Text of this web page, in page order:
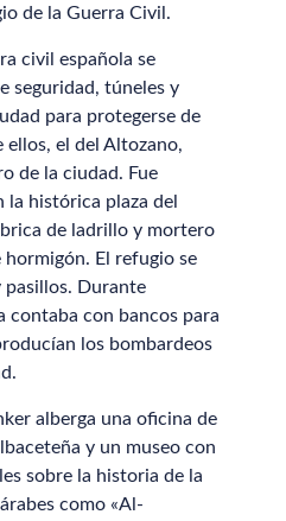
de la Guerra Civil.
civil española se
seguridad, túneles y
para protegerse de
ellos, el del Altozano,
de la ciudad. Fue
histórica plaza del
de ladrillo y mortero
El refugio se
pasillos. Durante
contaba con bancos para
los bombardeos
alberga una oficina de
y un museo con
sobre la historia de la
como «Al-